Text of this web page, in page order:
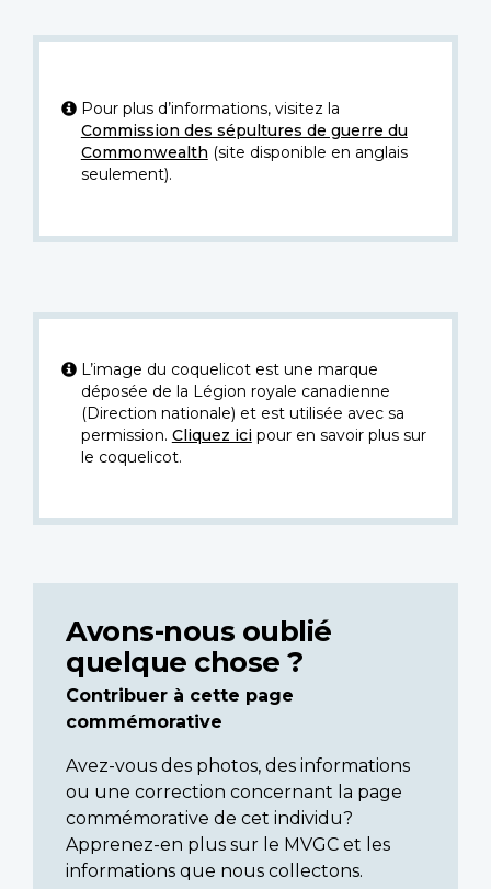
Pour plus d’informations, visitez la
Commission des sépultures de guerre du
Commonwealth (site disponible en anglais
seulement).
L’image du coquelicot est une marque
déposée de la Légion royale canadienne
(Direction nationale) et est utilisée avec sa
permission. Cliquez icipour en savoir plus sur
le coquelicot.
Avons-nous oublié
quelque chose ?
Contribuer à cette page
commémorative
Avez-vous des photos, des informations
ou une correction concernant la page
commémorative de cet individu?
Apprenez-en plus sur le MVGC et les
informations que nous collectons.